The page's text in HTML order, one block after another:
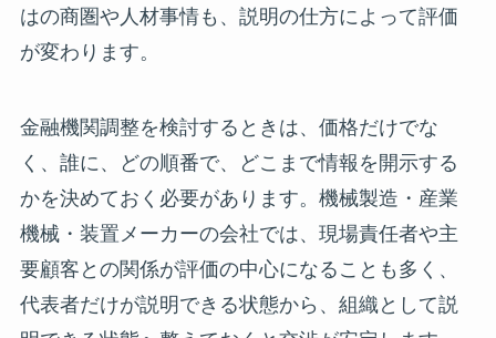
はの商圏や人材事情も、説明の仕方によって評価
が変わります。
金融機関調整を検討するときは、価格だけでな
く、誰に、どの順番で、どこまで情報を開示する
かを決めておく必要があります。機械製造・産業
機械・装置メーカーの会社では、現場責任者や主
要顧客との関係が評価の中心になることも多く、
代表者だけが説明できる状態から、組織として説